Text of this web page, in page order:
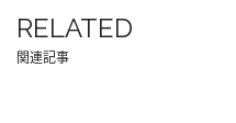
RELATED
関連記事